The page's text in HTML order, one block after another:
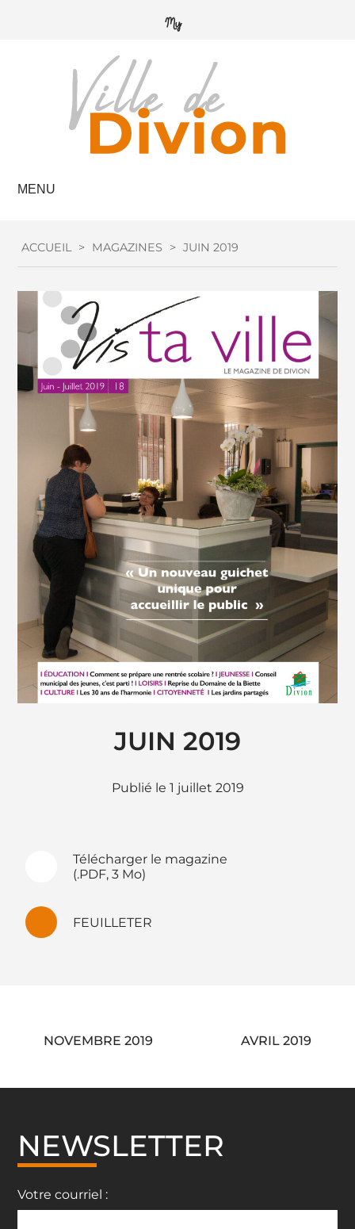
MENU
ACCUEIL > MAGAZINES > JUIN 2019
JUIN 2019
1 juillet 2019
Télécharger le magazine
(.PDF, 3 Mo)
FEUILLETER
Navigation
l’article
AVRIL 2019
NOVEMBRE 2019
NEWSLETTER
Votre courriel :